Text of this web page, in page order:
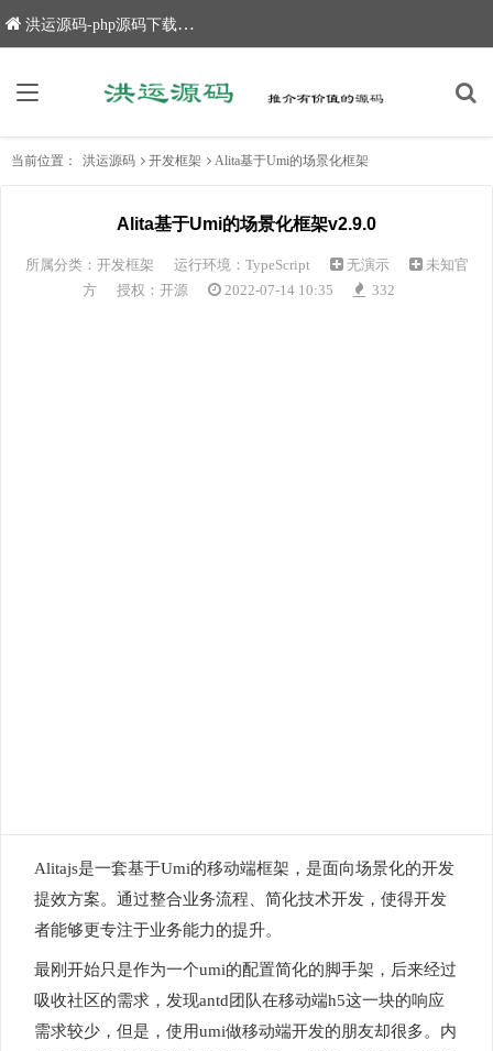
洪运源码-php源码下载,网站源码,网站源码下载
当前位置： 洪运源码 开发框架 Alita基于Umi的场景化框架
Alita基于Umi的场景化框架v2.9.0
所属分类： 开发框架 运行环境：TypeScript 无演示
未知官
方
授权：开源 2022-07-14 10:35 332
Alitajs是一套基于Umi的移动端框架，是面向场景化的开发
提效方案。通过整合业务流程、简化技术开发，使得开发
者能够更专注于业务能力的提升。
最刚开始只是作为一个umi的配置简化的脚手架，后来经过
吸收社区的需求，发现antd团队在移动端h5这一块的响应
需求较少，但是，使用umi做移动端开发的朋友却很多。内